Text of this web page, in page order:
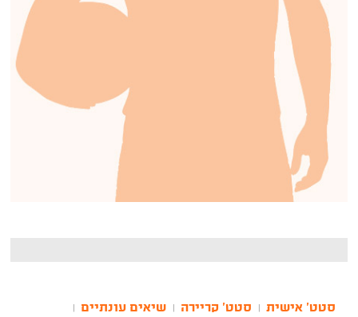
סטט' אישית סטט' קריירה שיאים עונתיים